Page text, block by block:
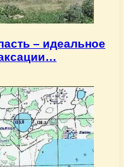
– идеальное